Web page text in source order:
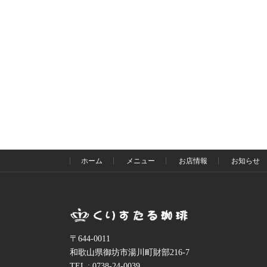
ホーム メニュー お店情報 お知らせ
〒644-0011
和歌山県御坊市湯川町財部216-7